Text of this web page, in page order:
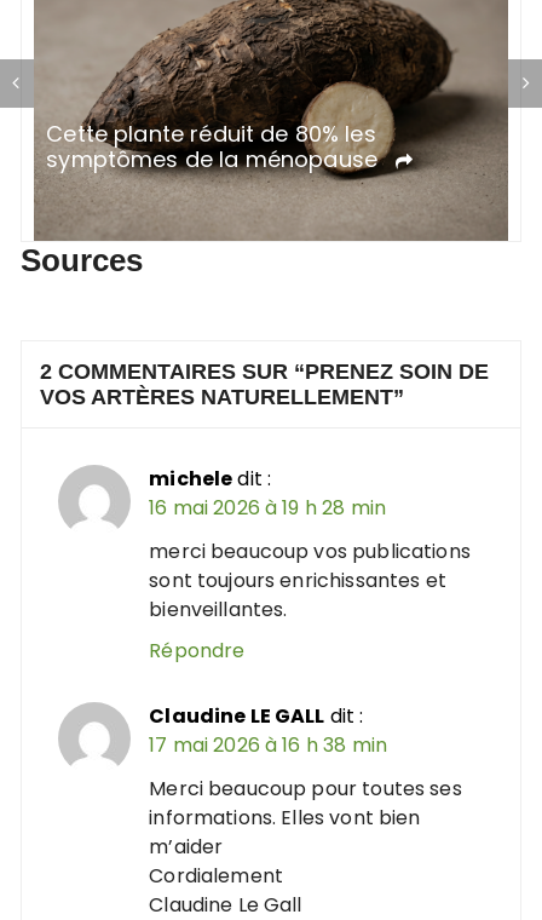
Cette plante réduit de 80% les
symptômes de la ménopause
Sources
2 COMMENTAIRES SUR “PRENEZ SOIN DE
VOS ARTÈRES NATURELLEMENT”
micheledit :
16 mai 2026 à 19 h 28 min
merci beaucoup vos publications
sont toujours enrichissantes et
bienveillantes.
Répondre
Claudine LE GALL dit :
17 mai 2026 à 16 h 38 min
Merci beaucoup pour toutes ses
informations. Elles vont bien
m’aider
Cordialement
Claudine Le Gall